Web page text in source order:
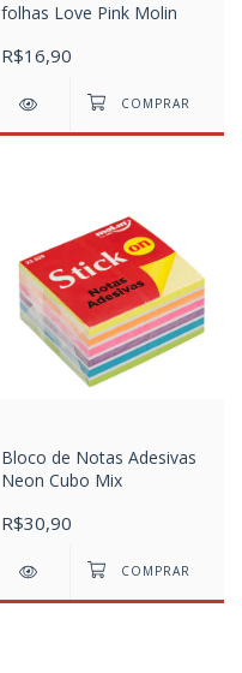
folhas Love Pink Molin
R$16,90
Bloco de Notas Adesivas
Neon Cubo Mix
R$30,90